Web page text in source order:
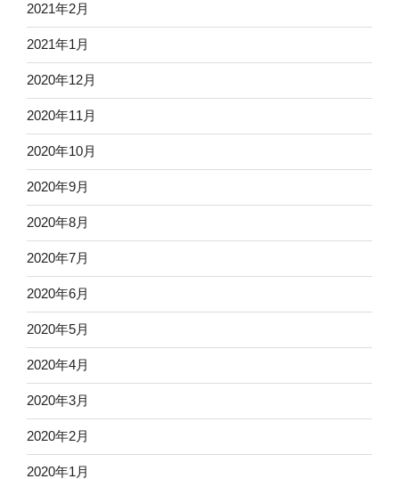
2021年2月
2021年1月
2020年12月
2020年11月
2020年10月
2020年9月
2020年8月
2020年7月
2020年6月
2020年5月
2020年4月
2020年3月
2020年2月
2020年1月